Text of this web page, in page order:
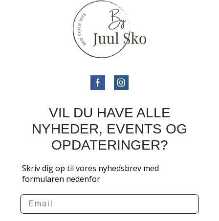
VIL DU HAVE ALLE
NYHEDER, EVENTS OG
OPDATERINGER?
Skriv dig op til vores nyhedsbrev med
formularen nedenfor
Email